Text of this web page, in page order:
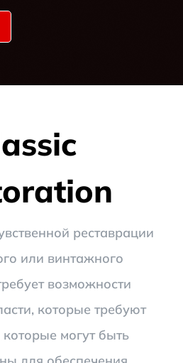
реставрации
или винтажного
возможности
которые требуют
могут быть